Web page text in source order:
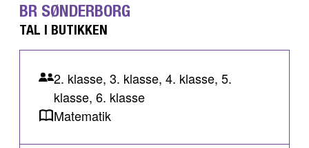
BR SØNDERBORG
TAL I BUTIKKEN
2. klasse, 3. klasse, 4. klasse, 5.
klasse, 6. klasse
Matematik